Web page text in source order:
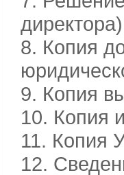
директора)
8. Копия
9. Копия
10. Копия
11. Копия
12.